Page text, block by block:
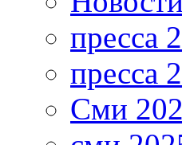
пресса
пресса
Сми